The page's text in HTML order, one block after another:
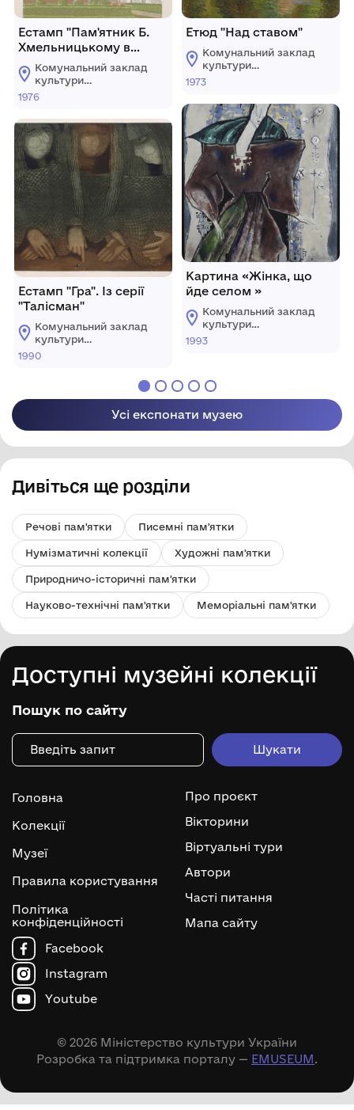
Естамп "Пам'ятник Б.
Хмельницькому в
Києві"
Комунальний заклад
культури
"Хмельницький
музей"
1976
Естамп "Гра". Із серії
"Талісман"
Комунальний заклад
культури
"Хмельницький
1990
Етюд "Над ставом"
Комунальний заклад
культури
"Хмельницький
музей"
1973
Картина «Жінка, що
йде селом »
Комунальний заклад
культури
"Хмельницький
1993
Усі експонати музею
Дивіться ще розділи
Речові пам'ятки Писемні пам'ятки
Нумізматичні колекції Художні пам'ятки
Природничо-історичні пам'ятки
Науково-технічні пам'ятки Меморіальні пам'ятки
Доступні музейні колекції
Пошук по сайту
Головна
Колекції
Музеї
Правила користування
Політика
конфіденційності
Про проєкт
Вікторини
Віртуальні тури
Автори
Часті питання
Мапа сайту
Facebook
Instagram
Youtube
© 2026 Міністерство культури України
Розробка та підтримка порталу — EMUSEUM.